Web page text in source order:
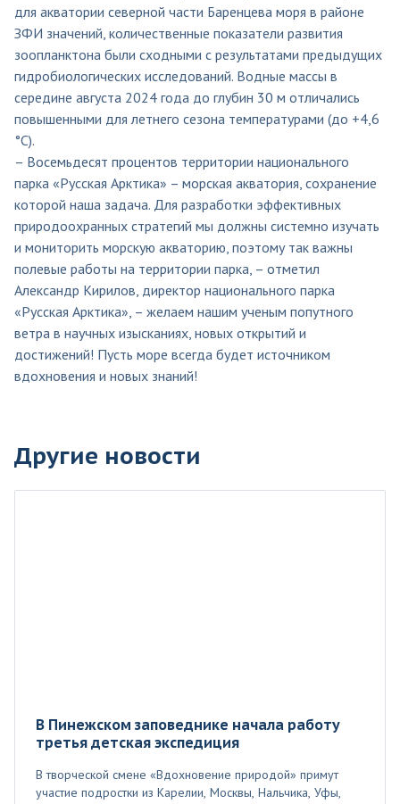
для акватории северной части Баренцева моря в районе
ЗФИ значений, количественные показатели развития
зоопланктона были сходными с результатами предыдущих
гидробиологических исследований. Водные массы в
середине августа 2024 года до глубин 30 м отличались
повышенными для летнего сезона температурами (до +4,6
°С).
– Восемьдесят процентов территории национального
парка «Русская Арктика» – морская акватория, сохранение
которой наша задача. Для разработки эффективных
природоохранных стратегий мы должны системно изучать
и мониторить морскую акваторию, поэтому так важны
полевые работы на территории парка, – отметил
Александр Кирилов, директор национального парка
«Русская Арктика», – желаем нашим ученым попутного
ветра в научных изысканиях, новых открытий и
достижений! Пусть море всегда будет источником
вдохновения и новых знаний!
Другие новости
В Пинежском заповеднике начала работу
третья детская экспедиция
В творческой смене «Вдохновение природой» примут
участие подростки из Карелии, Москвы, Нальчика, Уфы,